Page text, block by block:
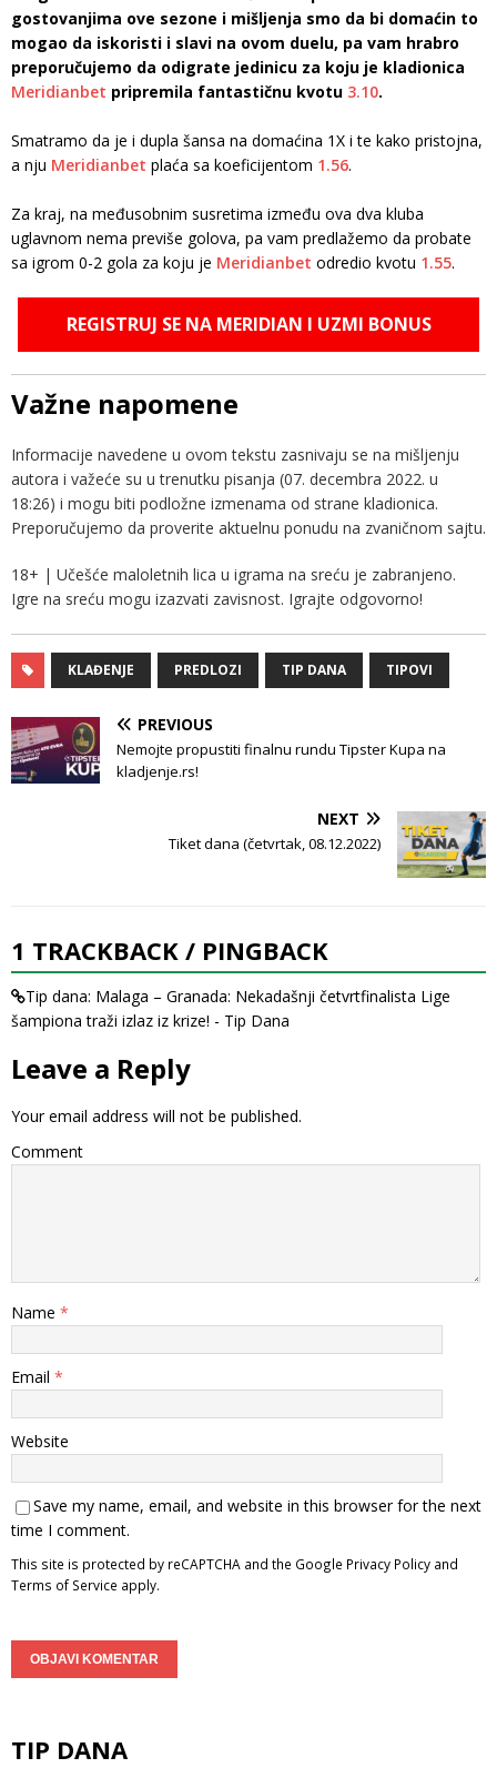
gostovanjima ove sezone i mišljenja smo da bi domaćin to
mogao da iskoristi i slavi na ovom duelu, pa vam hrabro
preporučujemo da odigrate jedinicu za koju je kladionica
Meridianbet pripremila fantastičnu kvotu 3.10.
Smatramo da je i dupla šansa na domaćina 1X i te kako pristojna,
a nju Meridianbet plaća sa koeficijentom 1.56.
Za kraj, na međusobnim susretima između ova dva kluba
uglavnom nema previše golova, pa vam predlažemo da probate
sa igrom 0-2 gola za koju je Meridianbet odredio kvotu 1.55.
REGISTRUJ SE NA MERIDIAN I UZMI BONUS
Važne napomene
Informacije navedene u ovom tekstu zasnivaju se na mišljenju
autora i važeće su u trenutku pisanja (07. decembra 2022. u
18:26) i mogu biti podložne izmenama od strane kladionica.
Preporučujemo da proverite aktuelnu ponudu na zvaničnom sajtu.
18+ | Učešće maloletnih lica u igrama na sreću je zabranjeno.
Igre na sreću mogu izazvati zavisnost. Igrajte odgovorno!
KLAĐENJE PREDLOZI TIP DANA TIPOVI
PREVIOUS
Nemojte propustiti finalnu rundu Tipster Kupa na
kladjenje.rs!
NEXT
Tiket dana (četvrtak, 08.12.2022)
1 TRACKBACK / PINGBACK
Tip dana: Malaga – Granada: Nekadašnji četvrtfinalista Lige
šampiona traži izlaz iz krize! - Tip Dana
Leave a Reply
Your email address will not be published.
Comment
Name *
Email *
Website
Save my name, email, and website in this browser for the next
time I comment.
This site is protected by reCAPTCHA and the Google Privacy Policy and
Terms of Service apply.
TIP DANA